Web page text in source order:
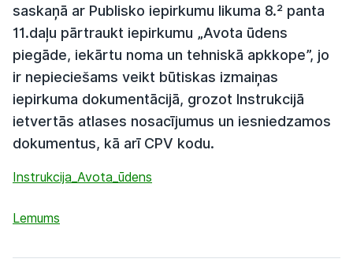
saskaņā ar Publisko iepirkumu likuma 8.² panta
11.daļu pārtraukt iepirkumu „Avota ūdens
piegāde, iekārtu noma un tehniskā apkkope”, jo
ir nepieciešams veikt būtiskas izmaiņas
iepirkuma dokumentācijā, grozot Instrukcijā
ietvertās atlases nosacījumus un iesniedzamos
dokumentus, kā arī CPV kodu.
Instrukcija_Avota_ūdens
Lemums